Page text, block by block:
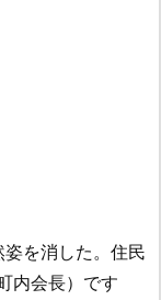
を消した。住民
内会長）です